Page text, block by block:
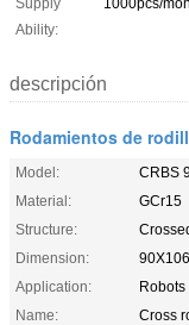
Supply
Ability:
1000pcs/
descripción
Rodamientos de
Model:
CRBS
Material:
GCr15
Structure:
Dimension:
Application:
Robots
Name:
Cross